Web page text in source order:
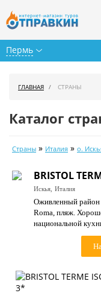
Пермь
Календарь туров
Цены дня
Страны
Как купить
Контакты
ГЛАВНАЯ СТРАНЫ
Каталог
Страны » Италия » о.
BRISTOL
Искья, Италия
Оживленный район
Roma, пляж.
национальной